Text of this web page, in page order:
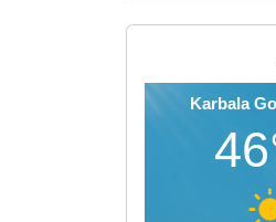
Karbala